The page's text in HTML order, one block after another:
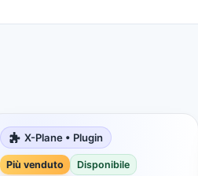
X-Plane • Plugin
Più venduto Disponibile